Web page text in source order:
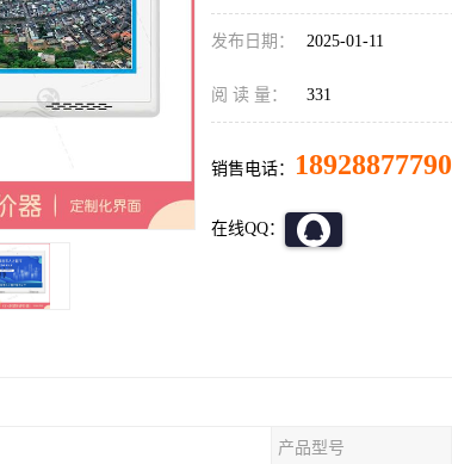
发布日期： 2025-01-11
阅 读 量： 331
销售电话： 18928877790
在线QQ：
产品型号